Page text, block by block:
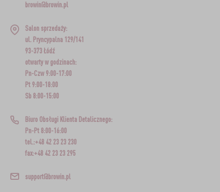
browin@browin.pl
Salon sprzedaży:
ul. Pryncypalna 129/141
93-373 Łódź
otwarty w godzinach:
Pn-Czw 9:00-17:00
Pt 9:00-18:00
Sb 8:00-15:00
Biuro Obsługi Klienta Detalicznego:
Pn-Pt 8:00-16:00
tel.:+48 42 23 23 230
fax:+48 42 23 23 295
support@browin.pl